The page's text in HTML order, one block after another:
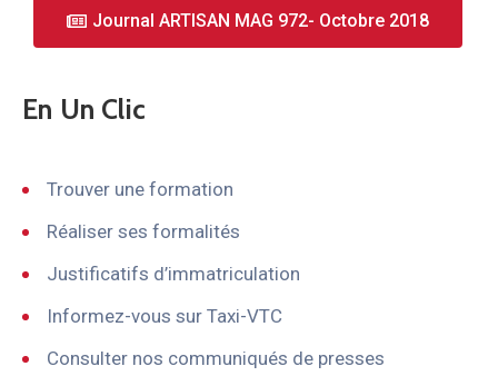
Journal ARTISAN MAG 972- Octobre 2018
En Un Clic
Trouver une formation
Réaliser ses formalités
Justificatifs d’immatriculation
Informez-vous sur Taxi-VTC
Consulter nos communiqués de presses